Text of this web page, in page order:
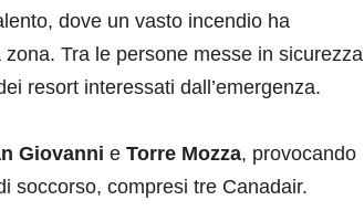
dove un vasto incendio ha
Tra le persone messe in sicurezza
resort interessati dall’emergenza.
Giovanni e Torre Mozza, provocando
soccorso, compresi tre Canadair.